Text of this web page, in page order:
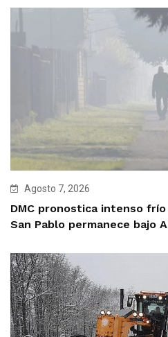
Agosto 7, 2026
DMC pronostica intenso
San Pablo permanece bajo